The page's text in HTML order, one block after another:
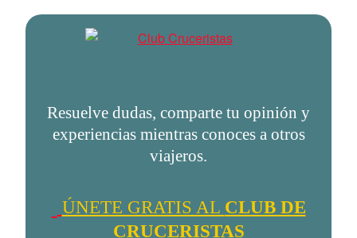
Resuelve dudas, comparte tu opinión y
experiencias mientras conoces a otros
viajeros.
ÚNETE GRATIS AL CLUB DE
CRUCERISTAS